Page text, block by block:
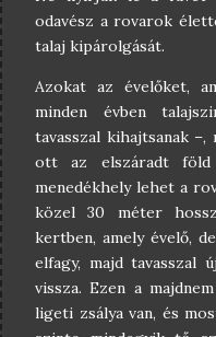
odavész a rovarok
talaj kipárolgását.
Azokat az évelőket,
minden évben
tavasszal kihajtsanak –,
ott az elszáradt
menedékhely lehet a
közel 30 méter
kertben, amely évelő,
elfagy, majd tavasszal
vissza. Ezen a
ligeti zsálya van, és